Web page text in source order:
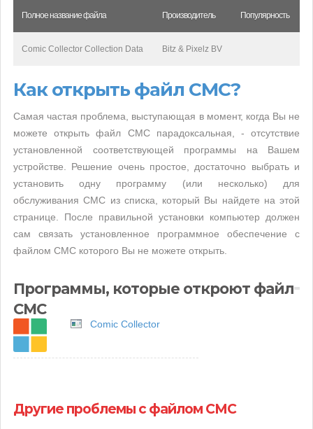
Полное название файла Производитель Популярность
Comic Collector Collection Data Bitz & Pixelz BV
Как открыть файл CMC?
Самая частая проблема, выступающая в момент, когда Вы не
можете открыть файл CMC парадоксальная, - отсутствие
установленной соответствующей программы на Вашем
устройстве. Решение очень простое, достаточно выбрать и
установить одну программу (или несколько) для
обслуживания CMC из списка, который Вы найдете на этой
странице. После правильной установки компьютер должен
сам связать установленное программное обеспечение с
файлом CMC которого Вы не можете открыть.
Программы, которые откроют файл
CMC
Comic Collector
Другие проблемы с файлом CMC